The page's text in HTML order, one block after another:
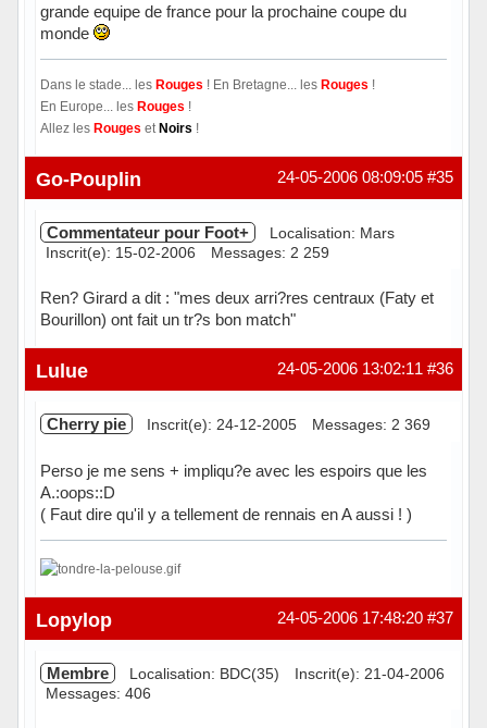
grande equipe de france pour la prochaine coupe du
monde
Dans le stade... les Rouges ! En Bretagne... les Rouges !
En Europe... les Rouges !
Allez les Rouges et Noirs !
Hors ligne #35
24-05-2006 08:09:05
Go-Pouplin
Commentateur pour Foot+
Localisation: Mars
Inscrit(e): 15-02-2006
Messages: 2 259
Ren? Girard a dit : "mes deux arri?res centraux (Faty et
Bourillon) ont fait un tr?s bon match"
Hors ligne #36
24-05-2006 13:02:11
Lulue
Cherry pie Inscrit(e): 24-12-2005 Messages: 2 369
Perso je me sens + impliqu?e avec les espoirs que les
A.:oops::D
( Faut dire qu'il y a tellement de rennais en A aussi ! )
Hors ligne #37
24-05-2006 17:48:20
Lopylop
Membre Localisation: BDC(35)
Inscrit(e): 21-04-2006
Messages: 406